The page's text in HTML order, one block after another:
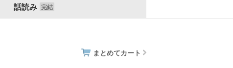
話読み
まとめてカート